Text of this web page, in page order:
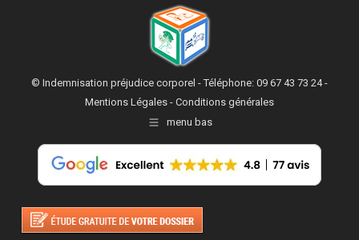
© Indemnisation préjudice corporel - Téléphone: 09 67 43 73 24 -
Mentions Légales - Conditions générales
menu bas